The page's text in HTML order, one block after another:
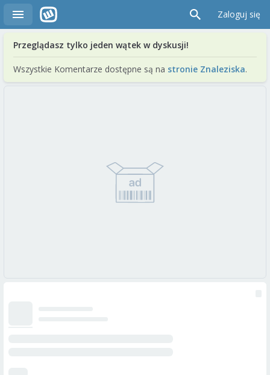
Zaloguj się
Przeglądasz tylko jeden wątek w dyskusji!
Wszystkie Komentarze dostępne są na stronie Znaleziska.